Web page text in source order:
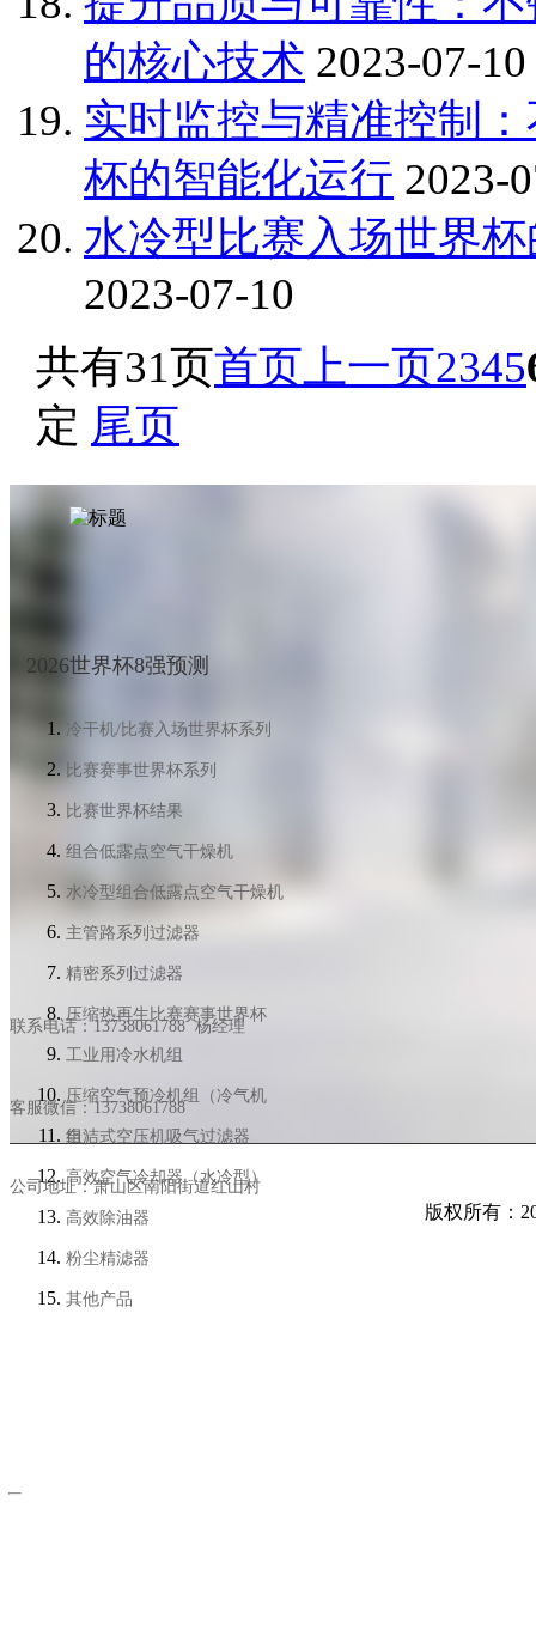
的核心技术 2023-07-10
实时监控与精准控制
杯的智能化运行 2023-
水冷型比赛入场世界
2023-07-10
共有31页首页 上一页2345
定 尾页
2026世界杯8强预测
冷干机/比赛入场世界杯系列
比赛赛事世界杯系列
比赛世界杯结果
组合低露点空气干燥机
水冷型组合低露点空气干燥机
主管路系列过滤器
精密系列过滤器
压缩热再生比赛赛事世界杯
工业用冷水机组
压缩空气预冷机组（冷气机
组）
自洁式空压机吸气过滤器
高效空气冷却器（水冷型）
高效除油器
粉尘精滤器
其他产品
联系电话：13738061788 杨经理
客服微信：13738061788
公司地址：萧山区南阳街道红山村
版权所有：